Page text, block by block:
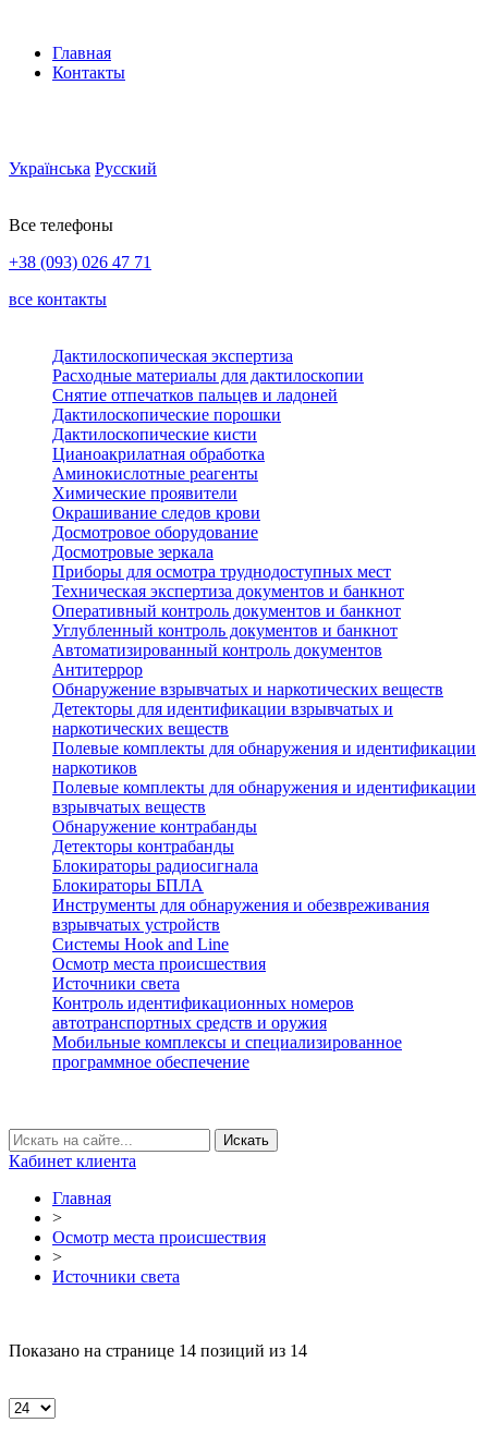
Главная
Контакты
Українська Русский
Все телефоны
+38 (093) 026 47 71
все контакты
Дактилоскопическая экспертиза
Расходные материалы для дактилоскопии
Снятие отпечатков пальцев и ладоней
Дактилоскопические порошки
Дактилоскопические кисти
Цианоакрилатная обработка
Аминокислотные реагенты
Химические проявители
Окрашивание следов крови
Досмотровое оборудование
Досмотровые зеркала
Приборы для осмотра труднодоступных мест
Техническая экспертиза документов и банкнот
Оперативный контроль документов и банкнот
Углубленный контроль документов и банкнот
Автоматизированный контроль документов
Антитеррор
Обнаружение взрывчатых и наркотических веществ
Детекторы для идентификации взрывчатых и
наркотических веществ
Полевые комплекты для обнаружения и идентификации
наркотиков
Полевые комплекты для обнаружения и идентификации
взрывчатых веществ
Обнаружение контрабанды
Детекторы контрабанды
Блокираторы радиосигнала
Блокираторы БПЛА
Инструменты для обнаружения и обезвреживания
взрывчатых устройств
Системы Hook and Line
Осмотр места происшествия
Источники света
Контроль идентификационных номеров
автотранспортных средств и оружия
Мобильные комплексы и специализированное
программное обеспечение
Кабинет клиента
Главная
>
Осмотр места происшествия
>
Источники света
Показано на странице 14 позиций из 14